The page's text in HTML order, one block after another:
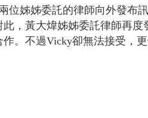
位姊姊委託的律師向外發布
，黃大煒姊姊委託律師再
。不過Vicky卻無法接受，